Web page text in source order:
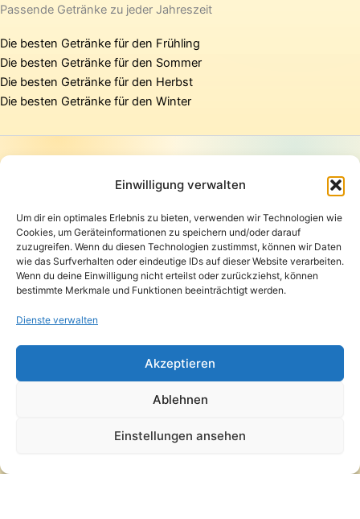
Einwilligung verwalten
Um dir ein optimales Erlebnis zu bieten, verwenden wir Technologien wie
Cookies, um Geräteinformationen zu speichern und/oder darauf
zuzugreifen. Wenn du diesen Technologien zustimmst, können wir Daten
wie das Surfverhalten oder eindeutige IDs auf dieser Website verarbeiten.
Wenn du deine Einwilligung nicht erteilst oder zurückziehst, können
bestimmte Merkmale und Funktionen beeinträchtigt werden.
Dienste verwalten
Akzeptieren
Ablehnen
Einstellungen ansehen
Passende Getränke zu jeder Jahreszeit
Die besten Getränke für den Frühling
Die besten Getränke für den Sommer
Die besten Getränke für den Herbst
Die besten Getränke für den Winter
Presse
Datenschutzerklärung
AGB
Widerrufsbelehrung
Versand und Lieferung
Zahlungsarten
Copyright © 2026 Pfandpirat | Präsentiert vonZimmermanns
Internet & PR-Beratung
Instagram